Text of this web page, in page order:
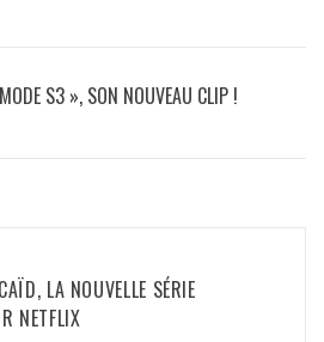
S3 », SON NOUVEAU CLIP !
LA NOUVELLE SÉRIE
NETFLIX